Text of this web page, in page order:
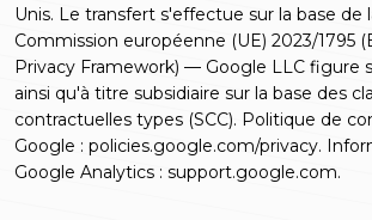
Unis. Le transfert s'effectue sur la base de
Commission européenne (UE) 2023/1795
Privacy Framework) — Google LLC figure
ainsi qu'à titre subsidiaire sur la base des
contractuelles types (SCC). Politique de
Google : policies.google.com/privacy.
Google Analytics : support.google.com.